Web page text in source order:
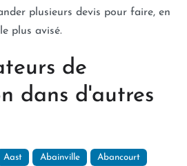
plusieurs devis pour faire, en
plus avisé.
de
dans d'autres
Aast Abainville Abancourt